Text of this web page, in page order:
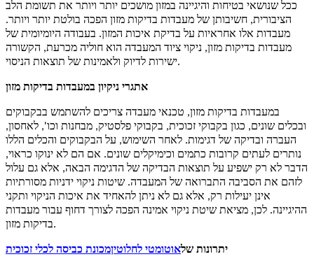
ככל שנושאי בטיחות והיגיינה במזון מושכים יותר ויותר את תשומת הלב
הציבורית, חשיבותן של מעבדות בדיקות מזון הפכה בולטת יותר ויותר.
מעבדות אלו אחראיות על בדיקת איכות המזון. בעבודה היומיומית של
מעבדות בדיקות מזון, ניקוי ציוד המעבדה הוא חוליה מכרעת, הקשורה
ישירות לדיוק ולאמינות של תוצאות הניסוי.
אתגרי ניקיון במעבדות בדיקות מזון
במעבדות בדיקות מזון, טכנאי מעבדה צריכים להשתמש בבקבוקים
ובכלים שונים, כגון בקבוקי זכוכית, בקבוקי פלסטיק, מבחנות וכו', לאחסון,
העברה ובדיקה של דגימות. לאחר השימוש, על הבקבוקים והכלים הללו
נותרים לעתים קרובות כתמים וכימיקלים שונים. אם הם לא ינוקו כראוי,
הדבר לא רק ישפיע על תוצאות הבדיקה של הדגימה הבאה, אלא גם עלול
לזהם את הסביבה התברואה של המעבדה. שיטות ניקוי ידניות מסורתיות
אינן יעילות רק, אלא גם לא ניתן להאחיד את איכות הניקוי ותקני
ההיגיינה. לכן, מציאת שיטת ניקוי אמינה הפכה לצורך דחוף עבור מעבדות
בדיקות מזון.
יתרונות שלאוטומטי לחלוטיןמכונת כביסה לכלי זכוכית